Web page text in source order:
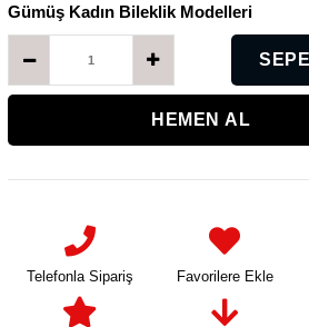
Gümüş Kadın Bileklik Modelleri
Telefonla Sipariş Favorilere Ekle